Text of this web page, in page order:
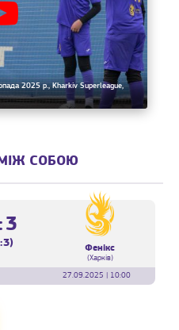
2025 р., Kharkiv Superleague,
МІЖ СОБОЮ
Фенікс
(Харків)
27.09.2025 | 10:00